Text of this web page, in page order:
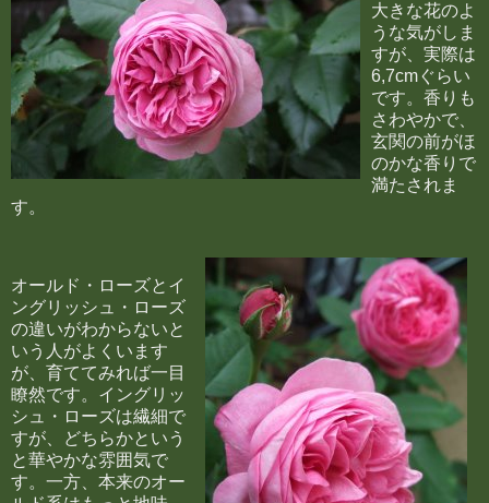
大きな花のよ
うな気がしま
すが、実際は
6,7cmぐらい
です。香りも
さわやかで、
玄関の前がほ
のかな香りで
満たされま
す。
オールド・ローズとイ
ングリッシュ・ローズ
の違いがわからないと
いう人がよくいます
が、育ててみれば一目
瞭然です。イングリッ
シュ・ローズは繊細で
すが、どちらかという
と華やかな雰囲気で
す。一方、本来のオー